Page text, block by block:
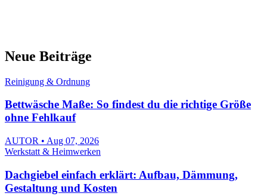
Neue Beiträge
Reinigung & Ordnung
Bettwäsche Maße: So findest du die richtige Größe
ohne Fehlkauf
AUTOR • Aug 07, 2026
Werkstatt & Heimwerken
Dachgiebel einfach erklärt: Aufbau, Dämmung,
Gestaltung und Kosten